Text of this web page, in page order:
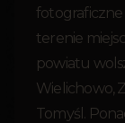
fotograficzne
terenie
powiatu
Wielichowo,
Tomyśl.